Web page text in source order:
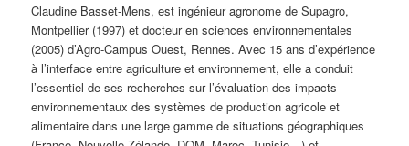
Claudine Basset-Mens, est ingénieur agronome de Supagro,
Montpellier (1997) et docteur en sciences environnementales
(2005) d’Agro-Campus Ouest, Rennes. Avec 15 ans d’expérience
à l’interface entre agriculture et environnement, elle a conduit
l’essentiel de ses recherches sur l’évaluation des impacts
environnementaux des systèmes de production agricole et
alimentaire dans une large gamme de situations géographiques